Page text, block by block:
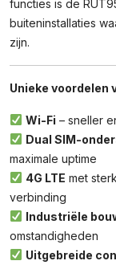
functies is de
buiteninstallaties
zijn.
Unieke voordelen
Wi-Fi – sneller
Dual SIM-
maximale uptime
4G LTE met
verbinding
Industriële
omstandigheden
Uitgebreide